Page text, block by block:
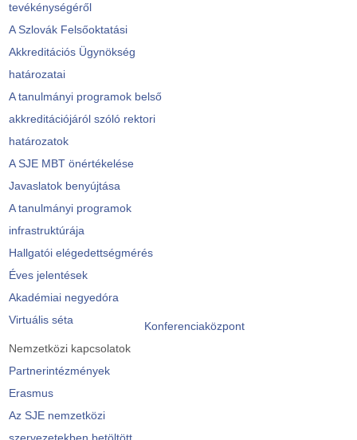
tevékénységéről
A Szlovák Felsőoktatási
Akkreditációs Ügynökség
határozatai
A tanulmányi programok belső
akkreditációjáról szóló rektori
határozatok
A SJE MBT önértékelése
Javaslatok benyújtása
A tanulmányi programok
infrastruktúrája
Hallgatói elégedettségmérés
Éves jelentések
Akadémiai negyedóra
Virtuális séta
Konferenciaközpont
Nemzetközi kapcsolatok
Partnerintézmények
Erasmus
Az SJE nemzetközi